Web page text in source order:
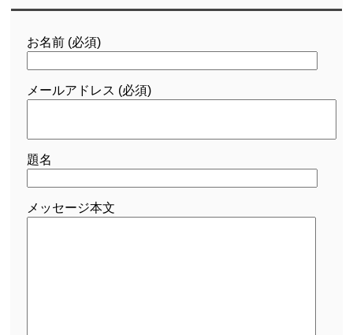
お名前 (必須)
メールアドレス (必須)
題名
メッセージ本文